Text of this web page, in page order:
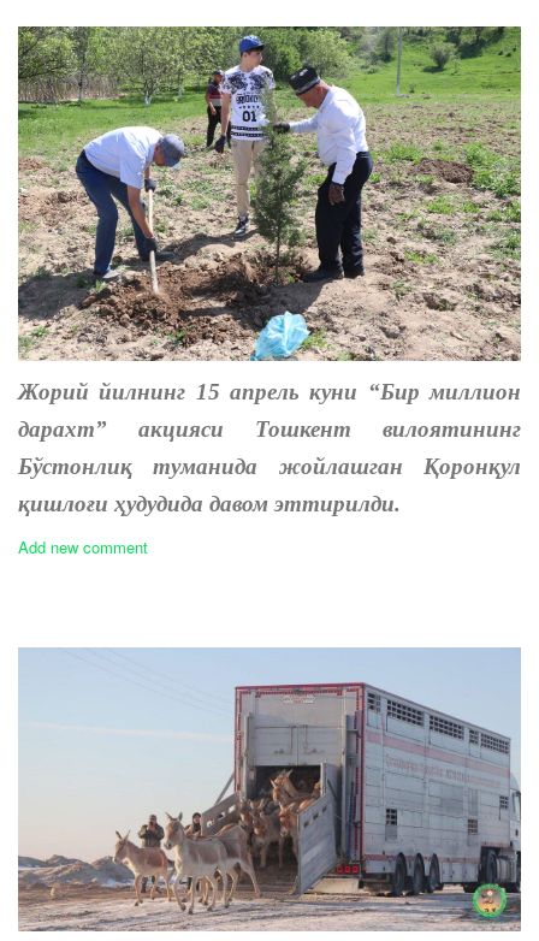
Жорий йилнинг 15 апрель куни “Бир миллион
дарахт” акцияси Тошкент вилоятининг
Бўстонлиқ туманида жойлашган Қоронқул
қишлоғи ҳудудида давом эттирилди.
Add new comment